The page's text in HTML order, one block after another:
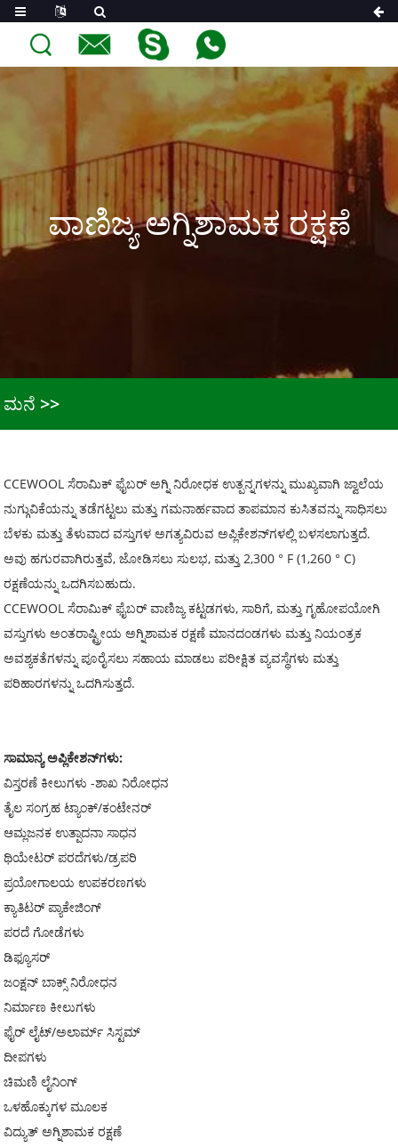
ವಾಣಿಜ್ಯ ಅಗ್ನಿಶಾಮಕ ರಕ್ಷಣೆ
ಮನೆ
CCEWOOL ಸೆರಾಮಿಕ್ ಫೈಬರ್ ಅಗ್ನಿ ನಿರೋಧಕ ಉತ್ಪನ್ನಗಳನ್ನು ಮುಖ್ಯವಾಗಿ ಜ್ವಾಲೆಯ
ನುಗ್ಗುವಿಕೆಯನ್ನು ತಡೆಗಟ್ಟಲು ಮತ್ತು ಗಮನಾರ್ಹವಾದ ತಾಪಮಾನ ಕುಸಿತವನ್ನು ಸಾಧಿಸಲು
ಬೆಳಕು ಮತ್ತು ತೆಳುವಾದ ವಸ್ತುಗಳ ಅಗತ್ಯವಿರುವ ಅಪ್ಲಿಕೇಶನ್‌ಗಳಲ್ಲಿ ಬಳಸಲಾಗುತ್ತದೆ.
ಅವು ಹಗುರವಾಗಿರುತ್ತವೆ, ಜೋಡಿಸಲು ಸುಲಭ, ಮತ್ತು 2,300 ° F (1,260 ° C)
ರಕ್ಷಣೆಯನ್ನು ಒದಗಿಸಬಹುದು.
CCEWOOL ಸೆರಾಮಿಕ್ ಫೈಬರ್ ವಾಣಿಜ್ಯ ಕಟ್ಟಡಗಳು, ಸಾರಿಗೆ, ಮತ್ತು ಗೃಹೋಪಯೋಗಿ
ವಸ್ತುಗಳು ಅಂತರಾಷ್ಟ್ರೀಯ ಅಗ್ನಿಶಾಮಕ ರಕ್ಷಣೆ ಮಾನದಂಡಗಳು ಮತ್ತು ನಿಯಂತ್ರಕ
ಅವಶ್ಯಕತೆಗಳನ್ನು ಪೂರೈಸಲು ಸಹಾಯ ಮಾಡಲು ಪರೀಕ್ಷಿತ ವ್ಯವಸ್ಥೆಗಳು ಮತ್ತು
ಪರಿಹಾರಗಳನ್ನು ಒದಗಿಸುತ್ತದೆ.
ಸಾಮಾನ್ಯ ಅಪ್ಲಿಕೇಶನ್‌ಗಳು:
ವಿಸ್ತರಣೆ ಕೀಲುಗಳು -ಶಾಖ ನಿರೋಧನ
ತೈಲ ಸಂಗ್ರಹ ಟ್ಯಾಂಕ್/ಕಂಟೇನರ್
ಆಮ್ಲಜನಕ ಉತ್ಪಾದನಾ ಸಾಧನ
ಥಿಯೇಟರ್ ಪರದೆಗಳು/ಡ್ರಪರಿ
ಪ್ರಯೋಗಾಲಯ ಉಪಕರಣಗಳು
ಕ್ಯಾತಿಟರ್ ಪ್ಯಾಕೇಜಿಂಗ್
ಪರದೆ ಗೋಡೆಗಳು
ಡಿಫ್ಯೂಸರ್
ಜಂಕ್ಷನ್ ಬಾಕ್ಸ್ ನಿರೋಧನ
ನಿರ್ಮಾಣ ಕೀಲುಗಳು
ಫೈರ್ ಲೈಟ್/ಅಲಾರ್ಮ್ ಸಿಸ್ಟಮ್
ದೀಪಗಳು
ಚಿಮಣಿ ಲೈನಿಂಗ್
ಒಳಹೊಕ್ಕುಗಳ ಮೂಲಕ
ವಿದ್ಯುತ್ ಅಗ್ನಿಶಾಮಕ ರಕ್ಷಣೆ